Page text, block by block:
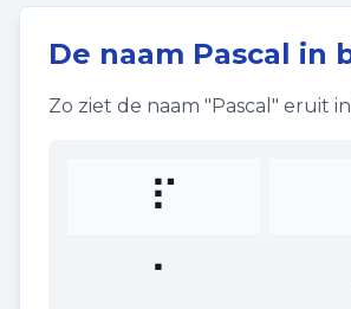
De naam Pascal in
Zo ziet de naam "Pascal " eruit
⠏
⠁